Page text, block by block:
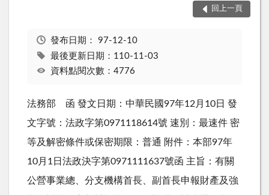
回上一頁
發布日期： 97-12-10
最後更新日期：110-11-03
資料點閱次數：4776
法務部 函 發文日期：中華民國97年12月10日 發
文字號：法政字第0971118614號 速別：最速件 密
等及解密條件或保密期限：普通 附件：本部97年
10月1日法政決字第0971111637號函 主旨：有關
公營事業總、分支機構首長、副首長申報財產及強